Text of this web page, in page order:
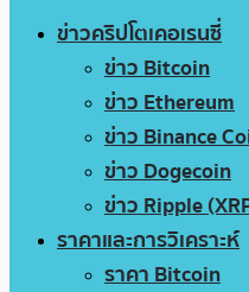
ข่าวคริปโตเคอเรนซี่
ข่าว Bitcoin
ข่าว Ethereum
ข่าว Binance
ข่าว Dogecoin
ข่าว Ripple
ราคาและการวิเคราะห์
ราคา Bitcoin